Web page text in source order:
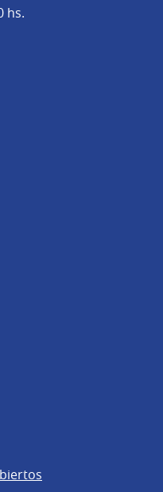
hs.
Digital en X
Digital en Facebook
Ciudadana Digital en